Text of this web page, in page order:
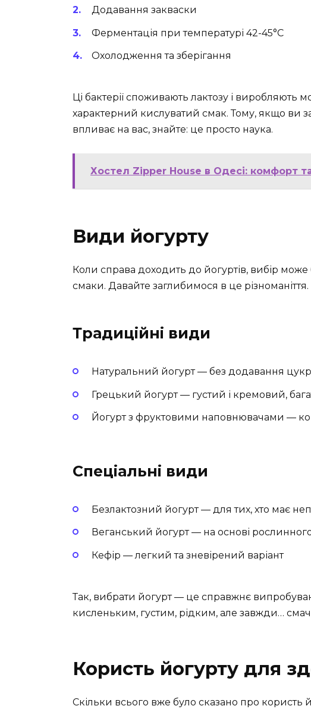
Додавання закваски
Ферментація при температурі 42-45°C
Охолодження та зберігання
Ці бактерії споживають лактозу і виробляють
характерний кислуватий смак. Тому, якщо ви
впливає на вас, знайте: це просто наука.
Хостел Zipper House в Одесі: комфорт
Види йогурту
Коли справа доходить до йогуртів, вибір може
смаки. Давайте заглибимося в це різноманіття.
Традиційні види
Натуральний йогурт — без додавання
Грецький йогурт — густий і кремовий,
Йогурт з фруктовими наповнювачами —
Спеціальні види
Безлактозний йогурт — для тих, хто має
Веганський йогурт — на основі
Кефір — легкий та зневірений варіант
Так, вибрати йогурт — це справжнє
кисленьким, густим, рідким, але завжди…
Користь йогурту для
Скільки всього вже було сказано про користь